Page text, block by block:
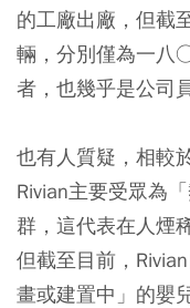
的工廠出廠，但截
輛，分別僅為一八
者，也幾乎是公司
也有人質疑，相較
Rivian主要受眾為
群，這代表在人煙
但截至目前，
畫或建置中」的嬰